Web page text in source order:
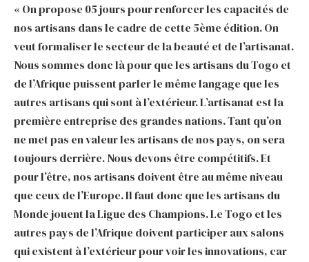
« On propose 05 jours pour renforcer les capacités de
nos artisans dans le cadre de cette 5ème édition. On
veut formaliser le secteur de la beauté et de l’artisanat.
Nous sommes donc là pour que les artisans du Togo et
de l’Afrique puissent parler le même langage que les
autres artisans qui sont à l’extérieur. L’artisanat est la
première entreprise des grandes nations. Tant qu’on
ne met pas en valeur les artisans de nos pays, on sera
toujours derrière. Nous devons être compétitifs. Et
pour l’être, nos artisans doivent être au même niveau
que ceux de l’Europe. Il faut donc que les artisans du
Monde jouent la Ligue des Champions. Le Togo et les
autres pays de l’Afrique doivent participer aux salons
qui existent à l’extérieur pour voir les innovations, car